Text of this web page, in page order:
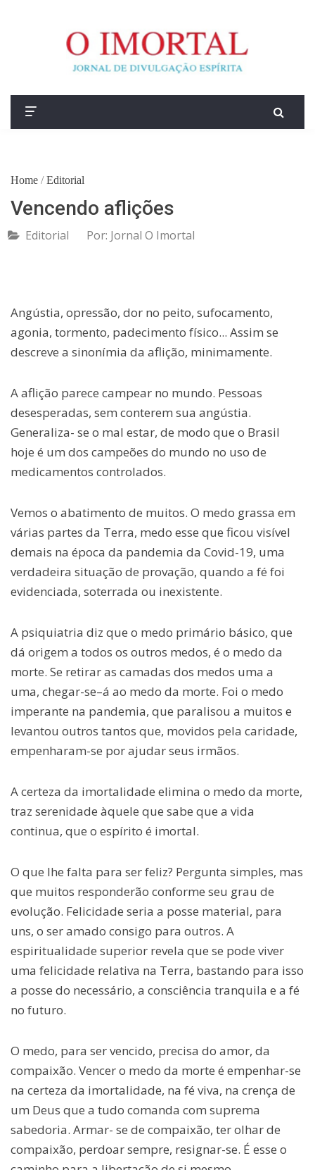
Home / Editorial
Vencendo aflições
Editorial Por: Jornal O Imortal
Angústia, opressão, dor no peito, sufocamento,
agonia, tormento, padecimento físico... Assim se
descreve a sinonímia da aflição, minimamente.
A aflição parece campear no mundo. Pessoas
desesperadas, sem conterem sua angústia.
Generaliza- se o mal estar, de modo que o Brasil
hoje é um dos campeões do mundo no uso de
medicamentos controlados.
Vemos o abatimento de muitos. O medo grassa em
várias partes da Terra, medo esse que ficou visível
demais na época da pandemia da Covid-19, uma
verdadeira situação de provação, quando a fé foi
evidenciada, soterrada ou inexistente.
A psiquiatria diz que o medo primário básico, que
dá origem a todos os outros medos, é o medo da
morte. Se retirar as camadas dos medos uma a
uma, chegar-se–á ao medo da morte. Foi o medo
imperante na pandemia, que paralisou a muitos e
levantou outros tantos que, movidos pela caridade,
empenharam-se por ajudar seus irmãos.
A certeza da imortalidade elimina o medo da morte,
traz serenidade àquele que sabe que a vida
continua, que o espírito é imortal.
O que lhe falta para ser feliz? Pergunta simples, mas
que muitos responderão conforme seu grau de
evolução. Felicidade seria a posse material, para
uns, o ser amado consigo para outros. A
espiritualidade superior revela que se pode viver
uma felicidade relativa na Terra, bastando para isso
a posse do necessário, a consciência tranquila e a fé
no futuro.
O medo, para ser vencido, precisa do amor, da
compaixão. Vencer o medo da morte é empenhar-se
na certeza da imortalidade, na fé viva, na crença de
um Deus que a tudo comanda com suprema
sabedoria. Armar- se de compaixão, ter olhar de
compaixão, perdoar sempre, resignar-se. É esse o